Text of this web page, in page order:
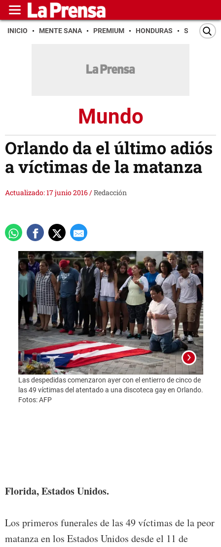
INICIO MENTE SANA PREMIUM HONDURAS SAN PEDRO
Mundo
Orlando da el último adiós
a víctimas de la matanza
Actualizado: 17 junio 2016/Redacción
Las despedidas comenzaron ayer con el entierro de cinco de
las 49 víctimas del atentado a una discoteca gay en Orlando.
Fotos: AFP
Florida, Estados Unidos.
Los primeros funerales de las 49 víctimas de la peor
matanza en los Estados Unidos desde el 11 de